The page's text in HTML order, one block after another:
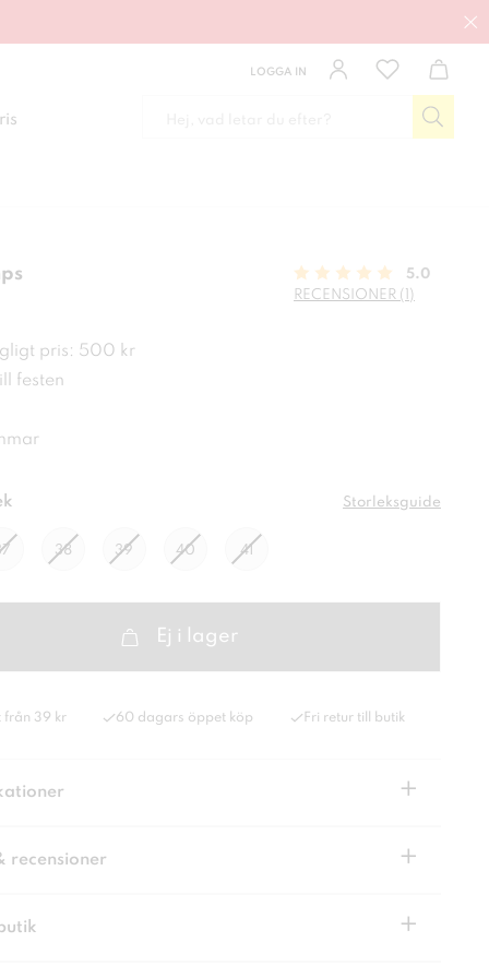
LOGGA IN
5.0
RECENSIONER (1)
pris: 500 kr
festen
Storleksguide
38 39 40 41
Ej i lager
från 39 kr 60 dagars öppet köp Fri retur till butik
+
recensioner +
+